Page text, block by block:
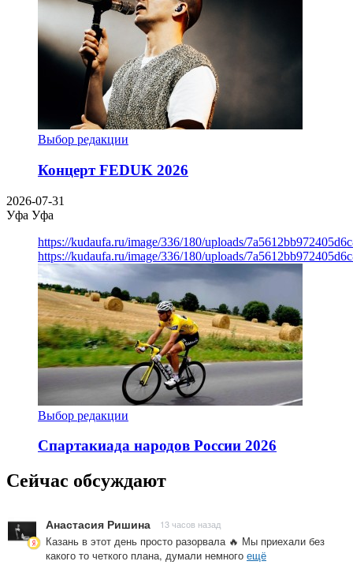
Выбор редакции
Концерт FEDUK 2026
2026-07-31
Уфа Уфа
https://kudaufa.ru/image/336/180/uploads/
https://kudaufa.ru/image/336/180/uploads/
Выбор редакции
Спартакиада народов России 2026
Сейчас обсуждают
Анастасия Ришина 13 часов назад
Казань в этот день просто разорвала 🔥 Мы приехали без
какого то четкого плана, думали немного ещё